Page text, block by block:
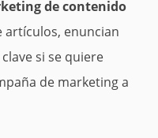
de contenido
artículos, enuncian
si se quiere
de marketing a